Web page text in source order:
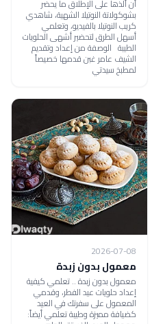
أن ألذها على الإطلاق ما يحضر
بشوكولاتة النوتيلا الشهية، شاهدي
كريب النوتيلا بالفيديو، وتعلمي
أسهل الطرق لتحضير أشهى الحلويات
الطيبة الوصفة من إعداد وتقديم
الشيف عامر غبن قدمها خصيصاً
لمطبخ سيدتي
2026-07-08
معمول بدون زبدة
معمول بدون زبدة .. تعلمي كيفية
إعداد حلويات عيد الفطر، وقدمي
المعمول على سفرتك في العيد
كضيافة مميزة وطيبة تعلمي أيضاً: